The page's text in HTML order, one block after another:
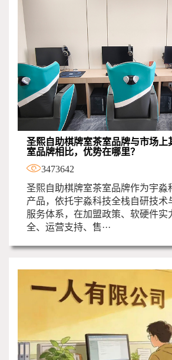
圣熙自助棋牌室茶室品牌与市场上
室品牌相比，优势在哪里？
3473642
圣熙自助棋牌室茶室品牌作为宇淼
产品，依托宇淼科技全栈自研技术
服务体系，在加盟政策、软硬件实
全、运营支持、售···